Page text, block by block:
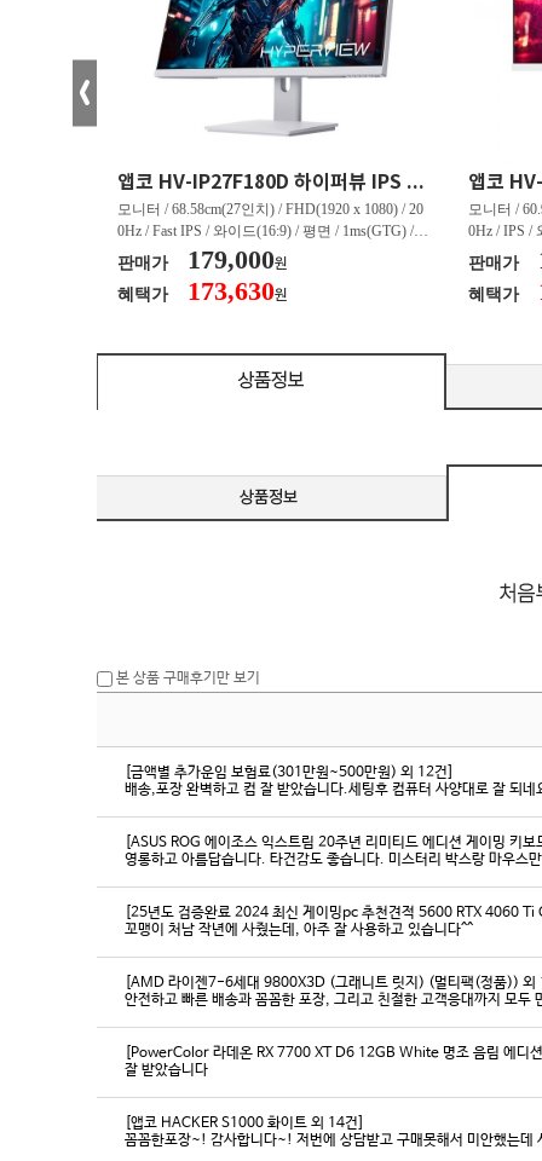
앱코 HV-IP27F180D 하이퍼뷰 IPS FHD 200 HDR 무결점
모니터 / 68.58cm(27인치) / FHD(1920 x 1080) / 20
0Hz / Fast IPS / 와이드(16:9) / 평면 / 1ms(GTG) / 3
50nit / 1,000:1 / 헤드폰 아웃 / LED 조명 / 틸트(상
하) / 6kg / [색상영역] / sRGB:128% / Adobe RGB:8
5% / DCI-P3:91% / NTSC:90% / [게임특화] / 조준
판매가 179,000원
혜택가 173,630원
모니터 /
0Hz / IPS /
50nit /
하) / 4.9kg
80% / DCI-
판매가
혜택가
본 상품 구매후기만 보기
[금액별 추가운임 보험료(301만원~500만원) 외 12건]
배송,포장 완벽하고 컴 잘 받았습니다.세팅후 컴퓨터 사양대로 잘 되
[ASUS ROG 에이조스 익스트림 20주년 리미티드 에디션 게이밍 키
영롱하고 아름답습니다. 타건감도 좋습니다. 미스터리 박스랑 마우스
[25년도 검증완료 2024 최신 게이밍pc 추천견적 5600 RTX 4060
꼬맹이 처남 작년에 사줬는데, 아주 잘 사용하고 있습니다^^
[AMD 라이젠7-6세대 9800X3D (그래니트 릿지) (멀티팩(정품)) 외
[PowerColor 라데온 RX 7700 XT D6 12GB White 명조 음림 에디
잘 받았습니다
[앱코 HACKER S1000 화이트 외 14건]
꼼꼼한포장~! 감사합니다~! 저번에 상담받고 구매못해서 미안했는